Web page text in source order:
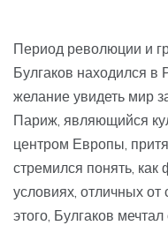
Период революции и
Булгаков находился в
желание увидеть мир
Париж, являющийся
центром Европы,
стремился понять,
условиях, отличных
этого, Булгаков